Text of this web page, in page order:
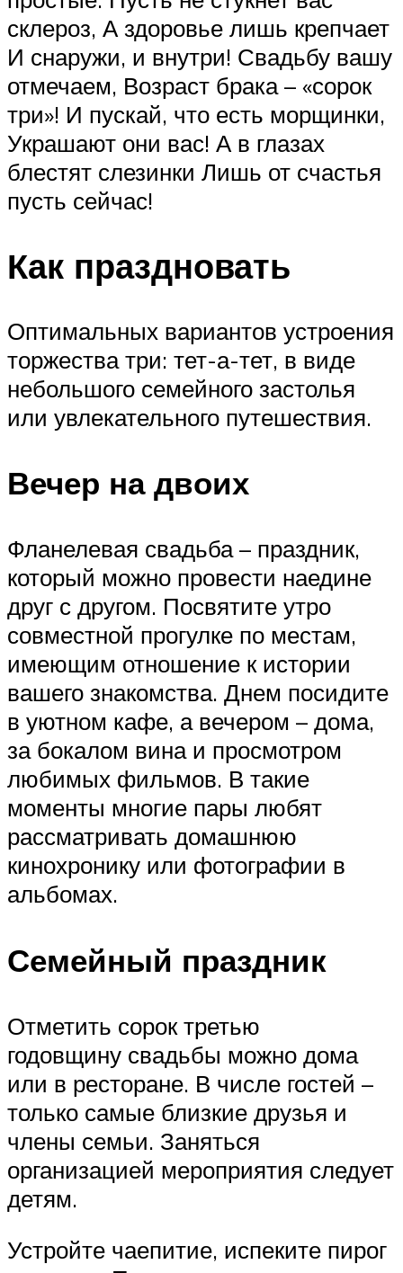
склероз, А здоровье лишь крепчает
И снаружи, и внутри! Свадьбу вашу
отмечаем, Возраст брака – «сорок
три»! И пускай, что есть морщинки,
Украшают они вас! А в глазах
блестят слезинки Лишь от счастья
пусть сейчас!
Как праздновать
Оптимальных вариантов устроения
торжества три: тет-а-тет, в виде
небольшого семейного застолья
или увлекательного путешествия.
Вечер на двоих
Фланелевая свадьба – праздник,
который можно провести наедине
друг с другом. Посвятите утро
совместной прогулке по местам,
имеющим отношение к истории
вашего знакомства. Днем посидите
в уютном кафе, а вечером – дома,
за бокалом вина и просмотром
любимых фильмов. В такие
моменты многие пары любят
рассматривать домашнюю
кинохронику или фотографии в
альбомах.
Семейный праздник
Отметить сорок третью
годовщину свадьбы можно дома
или в ресторане. В числе гостей –
только самые близкие друзья и
члены семьи. Заняться
организацией мероприятия следует
детям.
Устройте чаепитие, испеките пирог